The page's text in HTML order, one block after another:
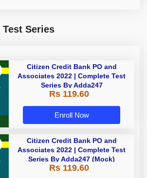
Series
Citizen Credit Bank PO and
Associates 2022 | Complete Test
Series By Adda247
Rs 119.60
Enroll Now
Citizen Credit Bank PO and
Associates 2022 | Complete Test
Series By Adda247 (Mock)
Rs 119.60